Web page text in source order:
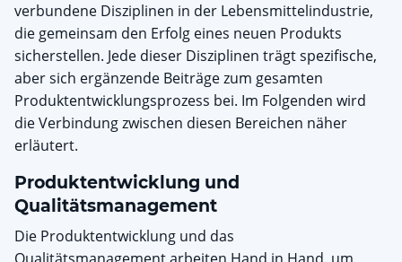
verbundene Disziplinen in der Lebensmittelindustrie,
die gemeinsam den Erfolg eines neuen Produkts
sicherstellen. Jede dieser Disziplinen trägt spezifische,
aber sich ergänzende Beiträge zum gesamten
Produktentwicklungsprozess bei. Im Folgenden wird
die Verbindung zwischen diesen Bereichen näher
erläutert.
Produktentwicklung und
Qualitätsmanagement
Die Produktentwicklung und das